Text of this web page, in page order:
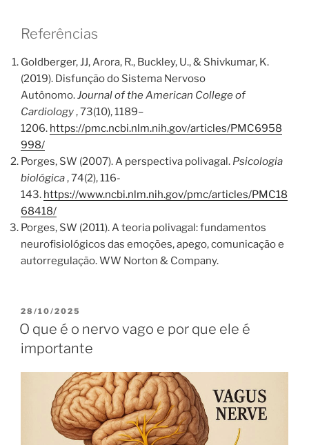
Referências
Goldberger, JJ, Arora, R., Buckley, U., & Shivkumar, K.
(2019). Disfunção do Sistema Nervoso
Autônomo.Journal of the American College of
Cardiology, 73(10), 1189–
1206. https://pmc.ncbi.nlm.nih.gov/articles/PMC6958
998/
Porges, SW (2007). A perspectiva polivagal. Psicologia
biológica, 74(2), 116-
143. https://www.ncbi.nlm.nih.gov/pmc/articles/PMC18
68418/
Porges, SW (2011). A teoria polivagal: fundamentos
neurofisiológicos das emoções, apego, comunicação e
autorregulação. WW Norton & Company.
PUBLICADO
EM
28/10/2025
O que é o nervo vago e por que ele é
importante